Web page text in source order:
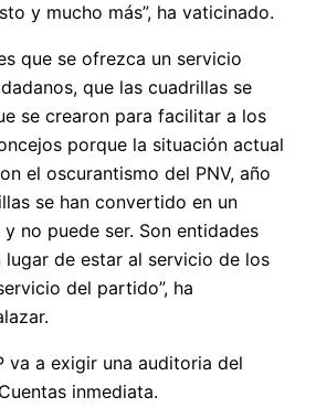
y mucho más”, ha vaticinado.
que se ofrezca un servicio
que las cuadrillas se
se crearon para facilitar a los
porque la situación actual
el oscurantismo del PNV, año
se han convertido en un
no puede ser. Son entidades
lugar de estar al servicio de los
del partido”, ha
va a exigir una auditoria del
inmediata.